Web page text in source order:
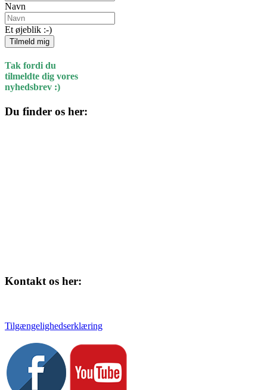
Navn
Et øjeblik :-)
Tilmeld mig
Tak fordi du
tilmeldte dig vores
nyhedsbrev :)
Du finder os her:
Kontakt os her:
Tilgængelighedserklæring